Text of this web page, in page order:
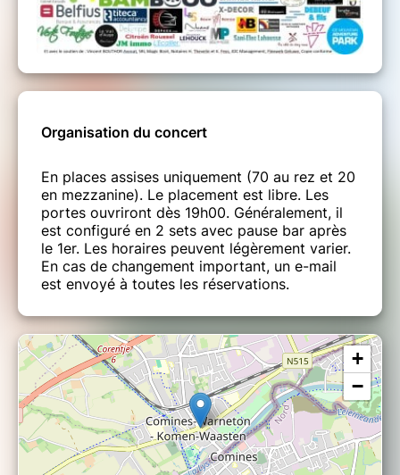
Organisation du concert
En places assises uniquement (70 au rez et 20
en mezzanine). Le placement est libre. Les
portes ouvriront dès 19h00. Généralement, il
est configuré en 2 sets avec pause bar après
le 1er. Les horaires peuvent légèrement varier.
En cas de changement important, un e-mail
est envoyé à toutes les réservations.
+
−